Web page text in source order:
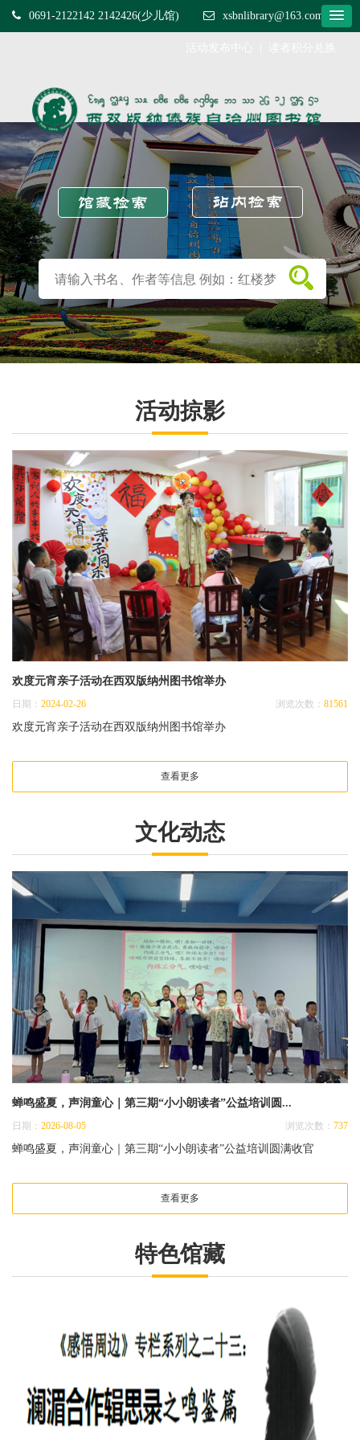
0691-2122142 2142426(少儿馆) xsbnlibrary@163.com
活动掠影
欢度元宵亲子活动在西双版纳州图书馆举办
日期： 2024-02-26 浏览次数： 81561
欢度元宵亲子活动在西双版纳州图书馆举办
查看更多
文化动态
蝉鸣盛夏，声润童心｜第三期“小小朗读者”公益培训圆...
日期： 2026-08-05 浏览次数： 737
蝉鸣盛夏，声润童心｜第三期“小小朗读者”公益培训圆满收官
查看更多
特色馆藏